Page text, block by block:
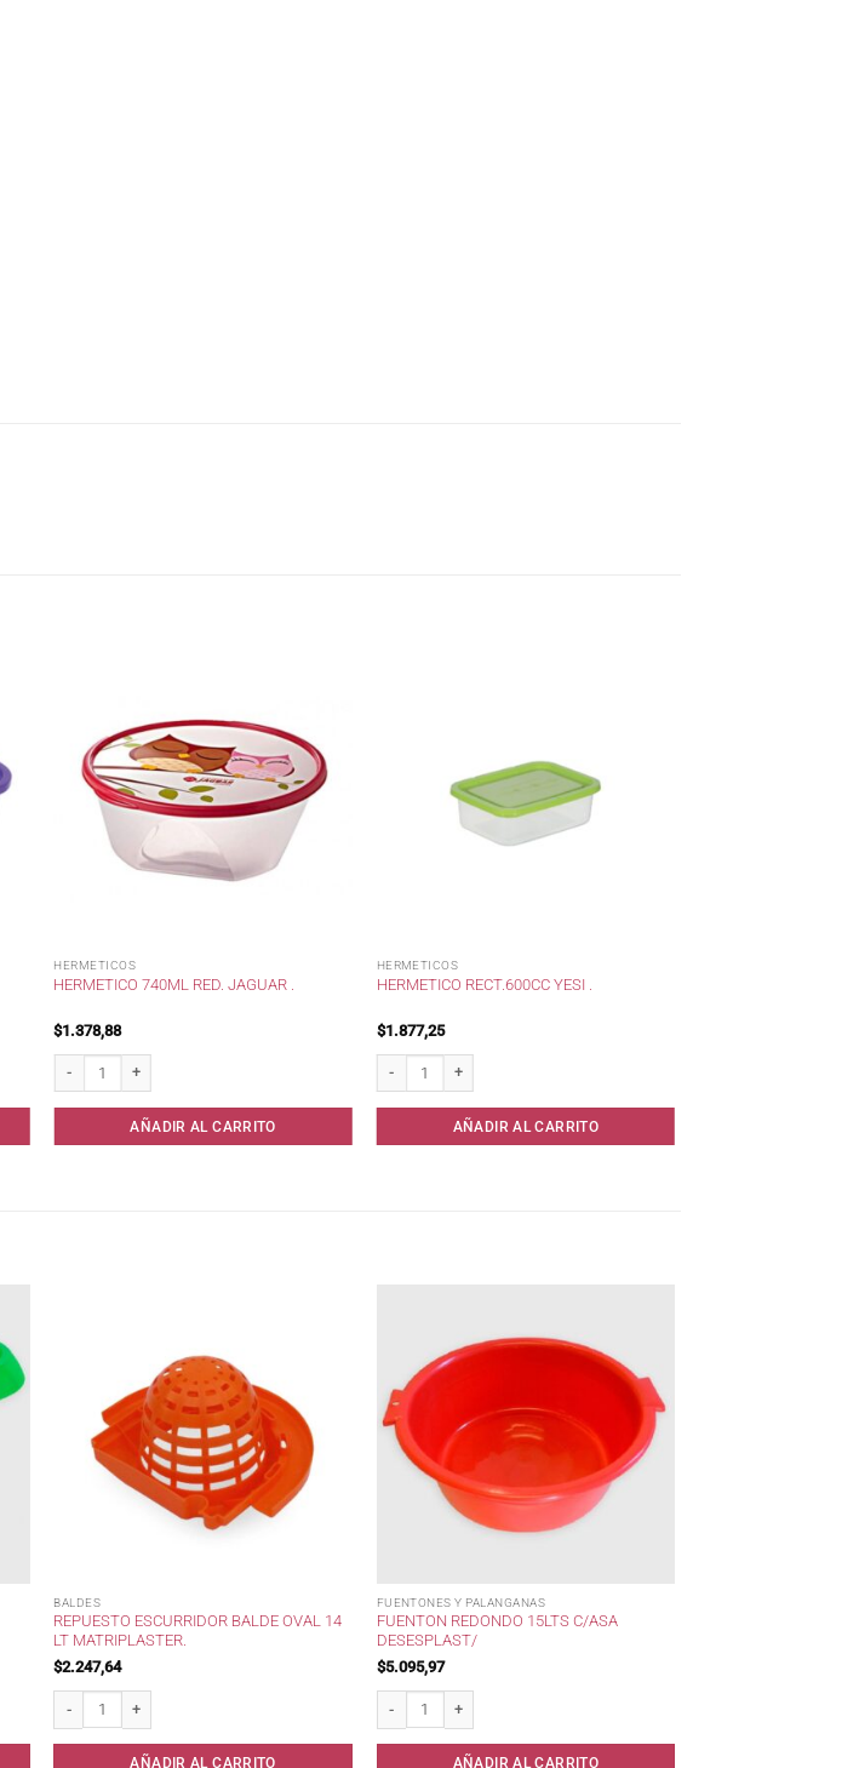
HERMETICOS
HERMETICO 740ML RED. JAGUAR .
$1.378,88
AÑADIR AL CARRITO
HERMETICOS
HERMETICO RECT.600CC YESI .
$1.877,25
AÑADIR AL CARRITO
BALDES
REPUESTO ESCURRIDOR BALDE OVAL 14
LT MATRIPLASTER.
$2.247,64
Repuesto Escurridor Balde Oval 14 lt Matriplaster. cantidad
AÑADIR AL CARRITO
FUENTONES Y PALANGANAS
FUENTON REDONDO 15LTS C/ASA
DESESPLAST/
$5.095,97
Fuenton Redondo 15lts c/Asa Desesplast/ cantidad
AÑADIR AL CARRITO